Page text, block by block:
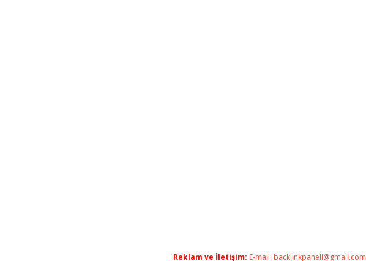
Reklam ve İletişim: E-mail: backlinkpaneli@gmail.com